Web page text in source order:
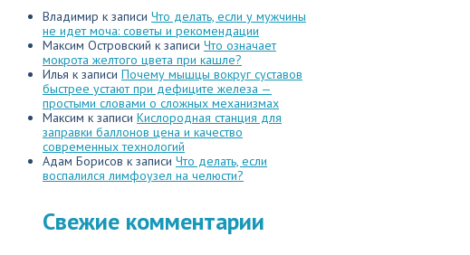
Владимир к записи Что делать, если у мужчины
не идет моча: советы и рекомендации
Максим Островский к записи Что означает
мокрота желтого цвета при кашле?
Илья к записи Почему мышцы вокруг суставов
быстрее устают при дефиците железа —
простыми словами о сложных механизмах
Максим к записи Кислородная станция для
заправки баллонов цена и качество
современных технологий
Адам Борисов к записи Что делать, если
воспалился лимфоузел на челюсти?
Свежие комментарии